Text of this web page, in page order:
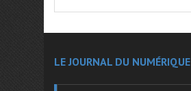
LE JOURNAL DU NUMÉRIQUE